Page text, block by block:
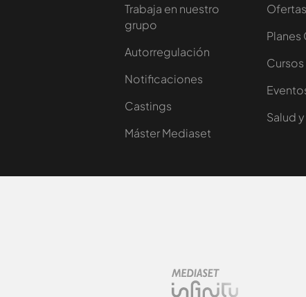
Trabaja en nuestro
grupo
Autorregulación
Notificaciones
Castings
Máster Mediaset
Planes
Salud